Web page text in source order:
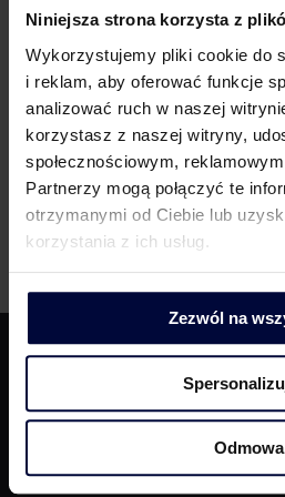
Niniejsza strona korzysta z
Wykorzystujemy pliki cookie do
i reklam, aby oferować funkcje
analizować ruch w naszej
korzystasz z naszej witryny,
społecznościowym,
Partnerzy mogą połączyć te
otrzymanymi od Ciebie lub
korzystania z ich usług.
Zezwól na
Odmowa
University
Read MORE
← 1 2
2026 | MDDP Michalik
All rights reserved | Design byTKM
Facebook
YouTubeLinkedinInstagram